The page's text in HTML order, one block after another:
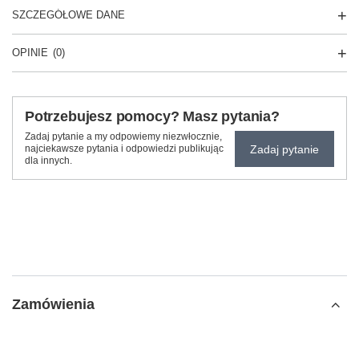
SZCZEGÓŁOWE DANE
OPINIE (0)
Potrzebujesz pomocy? Masz pytania?
Zadaj pytanie a my odpowiemy niezwłocznie,
najciekawsze pytania i odpowiedzi publikując
dla innych.
Zadaj pytanie
Zamówienia